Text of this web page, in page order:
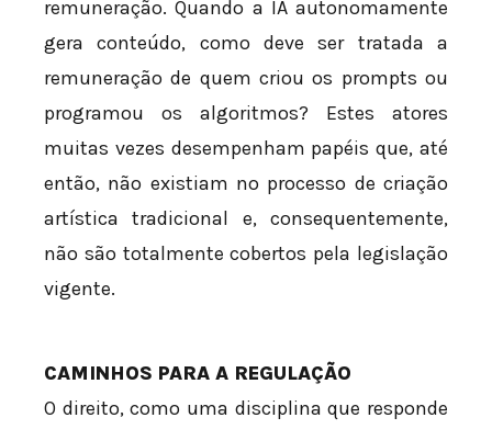
remuneração. Quando a IA autonomamente
gera conteúdo, como deve ser tratada a
remuneração de quem criou os prompts ou
programou os algoritmos? Estes atores
muitas vezes desempenham papéis que, até
então, não existiam no processo de criação
artística tradicional e, consequentemente,
não são totalmente cobertos pela legislação
vigente.
CAMINHOS PARA A REGULAÇÃO
O direito, como uma disciplina que responde